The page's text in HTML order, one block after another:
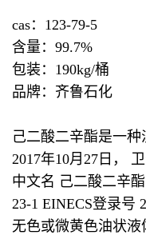
cas：123-79-5
含量：99.7%
包装：190kg/桶
品牌：齐鲁石化
己二酸二辛酯是一种
2017年10月27日，
中文名 己二酸二辛
23-1 EINECS登录
无色或微黄色油状